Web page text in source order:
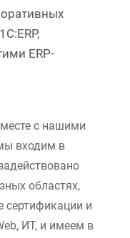
ERP-
с нашими
входим в
областях,
и
ИТ, и имеем в